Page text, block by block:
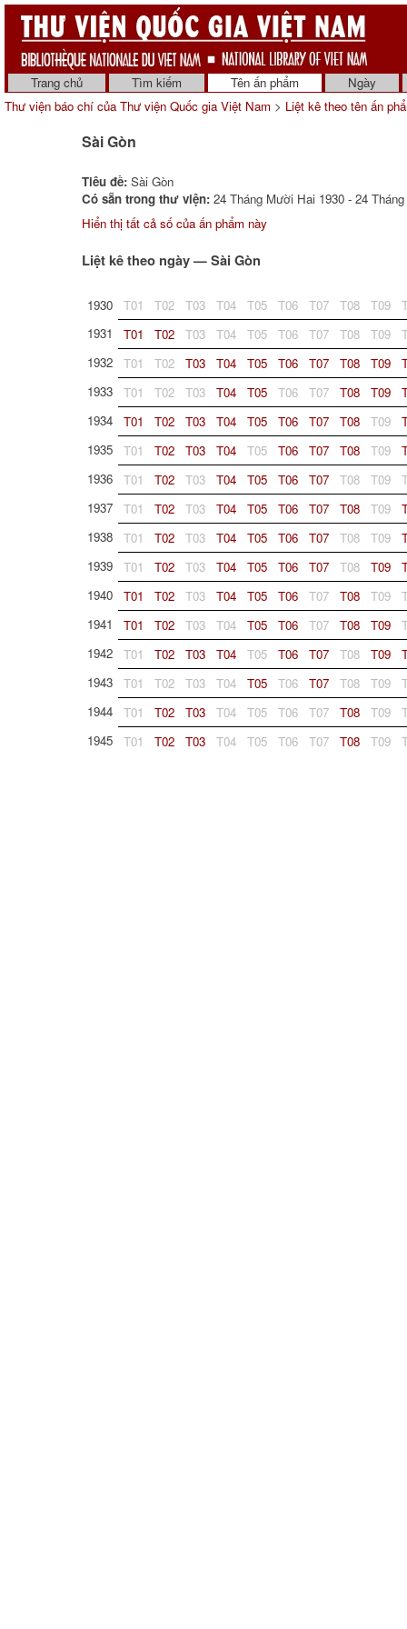
Trang chủ Tìm kiếm Tên ấn phẩm
Ngày
Thư viện báo chí của Thư viện Quốc gia Việt Nam > Liệt kê theo tên ấn
Sài Gòn
Tiêu đề: Sài Gòn
Có sẵn trong thư viện: 24 Tháng Mười Hai 1930 - 24
Hiển thị tất cả số của ấn phẩm này
Liệt kê theo ngày — Sài Gòn
1930 T01 T02 T03 T04 T05 T06 T07 T08 T09
1931
T01 T02 T03 T04 T05 T06 T07 T08 T09
1932
T01 T02 T03 T04 T05 T06 T07 T08 T09
1933
T01 T02 T03 T04 T05 T06 T07 T08 T09
1934
T01 T02 T03 T04 T05 T06 T07 T08 T09
1935
T01 T02 T03 T04 T05 T06 T07 T08 T09
1936
T01 T02 T03 T04 T05 T06 T07 T08 T09
1937
T01 T02 T03 T04 T05 T06 T07 T08 T09
1938
T01 T02 T03 T04 T05 T06 T07 T08 T09
1939
T01 T02 T03 T04 T05 T06 T07 T08 T09
1940
T01 T02 T03 T04 T05 T06 T07 T08 T09
1941
T01 T02 T03 T04 T05 T06 T07 T08 T09
1942
T01 T02 T03 T04 T05 T06 T07 T08 T09
1943
T01 T02 T03 T04 T05 T06 T07 T08 T09
1944
T01 T02 T03 T04 T05 T06 T07 T08 T09
1945
T01 T02 T03 T04 T05 T06 T07 T08 T09